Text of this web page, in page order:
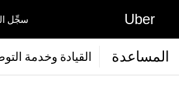
Uber سجِّل
المساعدة القيادة وخدمة